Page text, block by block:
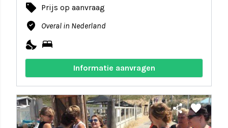
local_offer Prijs op aanvraag
where_to_vote Overal in Nederland
nights_stay bed
Informatie aanvragen
share favorite